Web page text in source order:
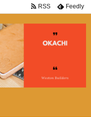
RSS Feedly